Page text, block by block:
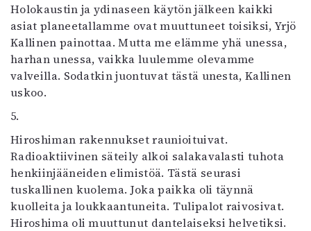
Holokaustin ja ydinaseen käytön jälkeen kaikki
asiat planeetallamme ovat muuttuneet toisiksi, Yrjö
Kallinen painottaa. Mutta me elämme yhä unessa,
harhan unessa, vaikka luulemme olevamme
valveilla. Sodatkin juontuvat tästä unesta, Kallinen
uskoo.
5.
Hiroshiman rakennukset raunioituivat.
Radioaktiivinen säteily alkoi salakavalasti tuhota
henkiinjääneiden elimistöä. Tästä seurasi
tuskallinen kuolema. Joka paikka oli täynnä
kuolleita ja loukkaantuneita. Tulipalot raivosivat.
Hiroshima oli muuttunut dantelaiseksi helvetiksi.